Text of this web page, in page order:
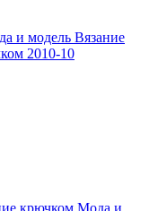
и модель Вязание
2010-10
крючком Мода и